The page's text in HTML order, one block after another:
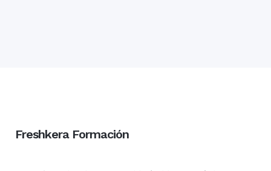
Freshkera Formación